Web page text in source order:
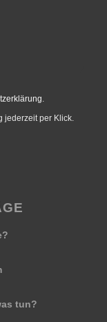
.
jederzeit per Klick.
tun?